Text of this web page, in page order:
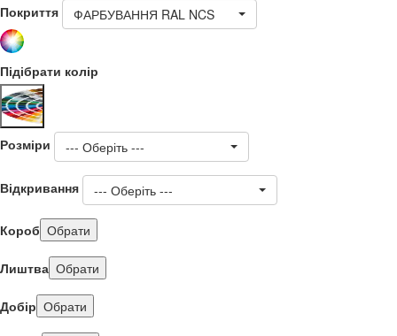
Покриття
ФАРБУВАННЯ RAL NCS
Підібрати колір
Розміри --- Оберіть ---
Відкривання --- Оберіть ---
Короб Обрати
Лиштва Обрати
Добір Обрати